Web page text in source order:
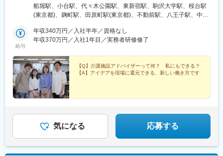
━━【配属エリア】━━＜1＞北海道・東北／北海道、岩手※、宮
城、福島＜2＞北関東／茨城、栃木、群馬＜3＞首都圏／東京、神
岡、岐阜＜6＞関西／大阪、京都、兵庫、和歌山、奈良※＜7＞中
四国／広島※、岡山※＜8＞九州／福岡、熊本※、長崎※、大分※、鹿
長期的に築くことができます！（※印のエリアは経験者のみ採用中
です）☆勤務地住所は一例となります。━━【転居希望者向けの
働き方も】━━将来的に地元を離れたい方は、半年ほど地元勤務
後、東京神奈川など首都圏への転勤も可能！移住支援制度（費用
会社負担）もあり、早期キャリアアップも見込めます！
船堀駅、小台駅、代々木公園駅、東新宿駅、駒沢大学駅、桜台駅
(東京都)、麹町駅、田原町駅(東京都)、不動前駅、八王子駅、中野
駅(函館本線)、新道東駅、西２８丁目駅、郡山駅(福島県)、愛子
駅、北仙台駅、泉中央駅、作並駅、境町駅、高崎駅、東武宇都宮
駅、和光市駅、岩槻駅、志久駅、戸塚安行駅、久喜駅、浜野駅、
六実駅、常盤平駅、みどり台駅、柏駅、小机駅、古淵駅、高座渋
谷駅、横浜駅、辻堂駅、淵野辺駅、いずみ中央駅、越後赤塚駅、
新潟駅、見附駅、名鉄岐阜駅、松本駅、積志駅、東静岡駅、桜橋
駅(静岡県)、小垣江駅、北新川駅、神領駅、名鉄名古屋駅、小野駅
駅、神宮丸太町駅、古市駅(大阪府)、大日駅、門真南駅、瑞光四丁
目駅、星ケ丘駅(大阪府)、城北公園通駅、南巽駅、崇禅寺駅、尼崎
駅(阪神線)、山陽天満駅、加古川駅、新神戸駅、住吉駅(兵庫県・
東海道)、香櫨園駅、中山寺駅、大久保駅(兵庫県)、舞子公園駅、
六甲駅、富雄駅、横川駅、小網町駅、吉塚駅、茶山駅(福岡県)、九
給与
年収340万円／入社半年／資格なし
年収370万円／入社1年目／実務者研修修了
【Q】介護施設アドバイザーって何？ 私にもできる？
【A】アイデアを現場に還元できる、新しい働き方です
気になる 応募する